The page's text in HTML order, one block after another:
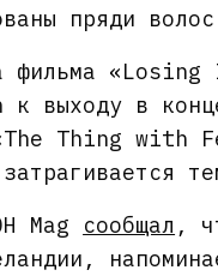
пряди
фильма
к выходу в
Thing with
Mag сообщал ,